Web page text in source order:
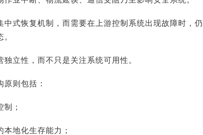
式恢复机制，而需要在上游控制系统出现故障时，仍
立性，而不只是关注系统可用性。
则包括：
；
地化生存能力；